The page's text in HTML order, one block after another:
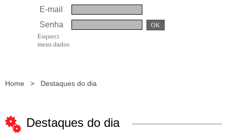
E-mail
Senha
OK
Esqueci
meus dados
Home > Destaques do dia
Destaques do dia